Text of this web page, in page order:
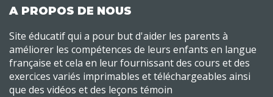
A PROPOS DE NOUS
Site éducatif qui a pour but d'aider les parents à
améliorer les compétences de leurs enfants en langue
française et cela en leur fournissant des cours et des
exercices variés imprimables et téléchargeables ainsi
que des vidéos et des leçons témoin